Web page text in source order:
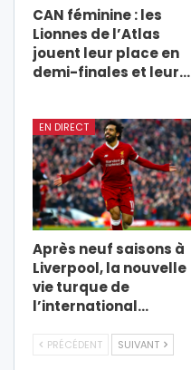
CAN féminine : les
Lionnes de l’Atlas
jouent leur place en
demi-finales et leur…
EN DIRECT
Après neuf saisons à
Liverpool, la nouvelle
vie turque de
l’international…
PRÉCÉDENT SUIVANT